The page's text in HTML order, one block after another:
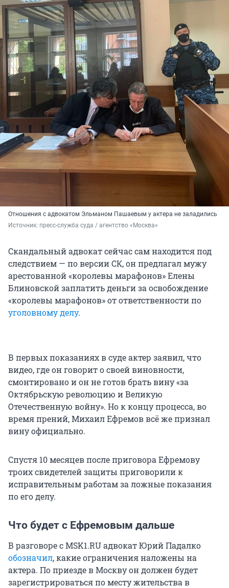
Отношения с адвокатом Эльманом Пашаевым у актера не заладились
Источник: пресс-служба суда / агентство «Москва»
Скандальный адвокат сейчас сам находится под
следствием — по версии СК, он предлагал мужу
арестованной «королевы марафонов» Елены
Блиновской заплатить деньги за освобождение
«королевы марафонов» от ответственности по
уголовному делу.
В первых показаниях в суде актер заявил, что
видео, где он говорит о своей виновности,
смонтировано и он не готов брать вину «за
Октябрьскую революцию и Великую
Отечественную войну». Но к концу процесса, во
время прений, Михаил Ефремов всё же признал
вину официально.
Спустя 10 месяцев после приговора Ефремову
троих свидетелей защиты приговорили к
исправительным работам за ложные показания
по его делу.
Что будет с Ефремовым дальше
В разговоре с MSK1.RU адвокат Юрий Падалко
обозначил, какие ограничения наложены на
актера. По приезде в Москву он должен будет
зарегистрироваться по месту жительства в